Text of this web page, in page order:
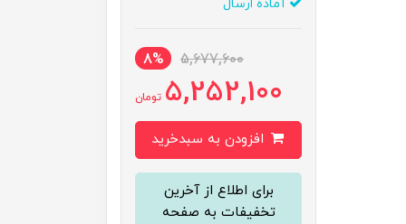
آماده ارسال
5,677,600
8%
5,252,100 تومان
برای اطلاع از آخرین
تخفیفات به صفحه